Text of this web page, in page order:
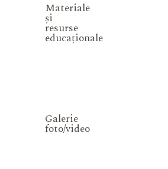
Materiale
și
resurse
educaționale
Galerie
foto/video